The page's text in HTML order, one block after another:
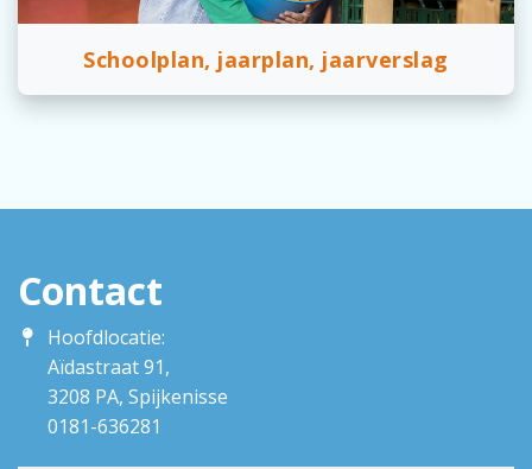
Schoolplan, jaarplan, jaarverslag
Contact
Hoofdlocatie:
Aïdastraat 91,
3208 PA, Spijkenisse
0181-636281